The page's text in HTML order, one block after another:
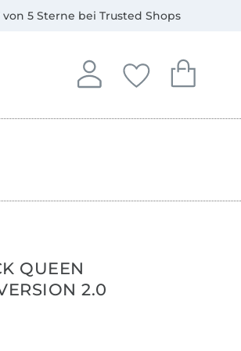
von 5 Sterne bei Trusted Shops
Anmelden
In deinem Konto
Deine
Du hast keine
Dein
Du hast
QUEEN
2.0